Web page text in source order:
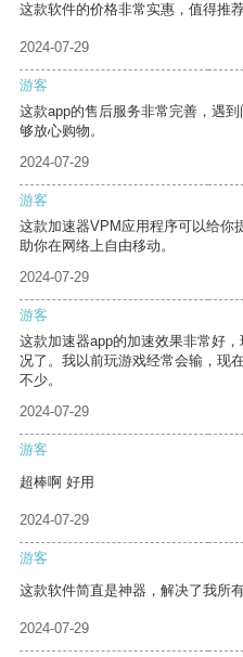
这款软件的价格非常实惠，值得推荐
2024-07-29
游客
这款app的售后服务非常完善，遇
够放心购物。
2024-07-29
游客
这款加速器VPM应用程序可以给你
助你在网络上自由移动。
2024-07-29
游客
这款加速器app的加速效果非常好
况了。我以前玩游戏经常会输，现
不少。
2024-07-29
游客
超棒啊 好用
2024-07-29
游客
这款软件简直是神器，解决了我所有
2024-07-29